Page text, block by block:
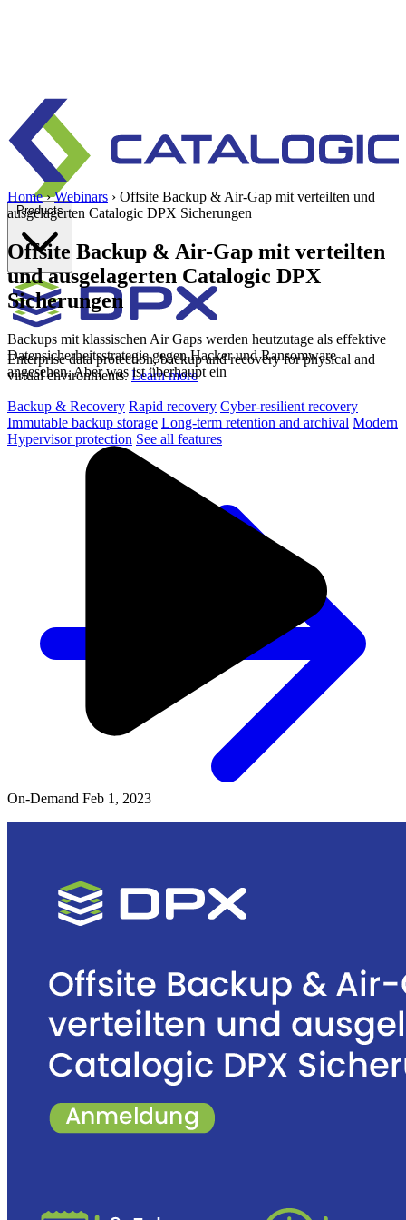
Products
Enterprise data protection, backup and recovery for physical and
virtual environments.Learn more
Backup & Recovery Rapid recovery Cyber-resilient recovery
Immutable backup storage Long-term retention and archival Modern
Hypervisor protection See all features
Purpose-built Kubernetes and cloud-native data protection and
disaster recovery for multi-cloud environments.Learn more
Home › Webinars › Offsite Backup & Air-Gap mit verteilten und
ausgelagerten Catalogic DPX Sicherungen
Offsite Backup & Air-Gap mit verteilten
und ausgelagerten Catalogic DPX
Sicherungen
Backups mit klassischen Air Gaps werden heutzutage als effektive
Datensicherheitsstrategie gegen Hacker und Ransomware
angesehen. Aber was ist überhaupt ein
On-Demand Feb 1, 2023